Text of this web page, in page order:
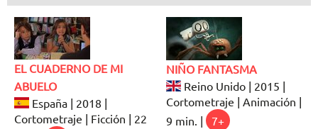
EL CUADERNO DE MI
ABUELO
España | 2018 |
Cortometraje | Ficción | 22
NIÑO FANTASMA
Reino Unido | 2015 |
Cortometraje | Animación |
9 min. |
7+